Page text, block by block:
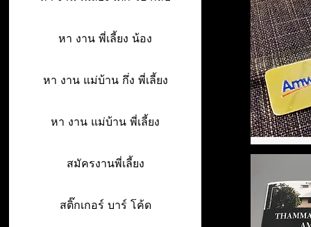
หา งาน พี่เลี้ยง น้อง
หา งาน แม่บ้าน กึ่ง พี่เลี้ยง
หา งาน แม่บ้าน พี่เลี้ยง
สมัครงานพี่เลี้ยง
สติ๊กเกอร์ บาร์ โค้ด